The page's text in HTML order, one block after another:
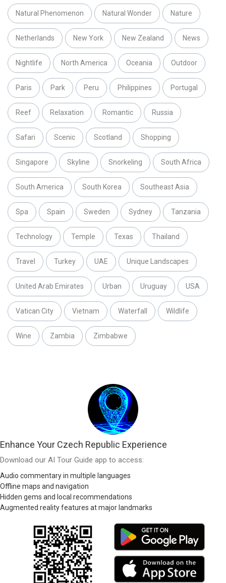
Natural Phenomenon Natural Wonder Nature
Netherlands New York New Zealand News
Nightlife North America Oceania Outdoor
Paris Park Peru Philippines Portugal
Reef Relaxation Romantic Russia
Safari Scenic Scotland Shopping
Singapore Skyline Snorkeling South Africa
South America South Korea Southeast Asia
Spa Spain Sweden Sydney Tanzania
Technology Temple Texas Thailand
Travel Turkey UAE Unique Landscapes
United Arab Emirates Urban Uruguay USA
Vatican City Vietnam Waterfall Wildlife
Wine Zambia Zimbabwe
Enhance Your Czech Republic Experience
Download our AI Tour Guide app to access:
Audio commentary in multiple languages
Offline maps and navigation
Hidden gems and local recommendations
Augmented reality features at major landmarks